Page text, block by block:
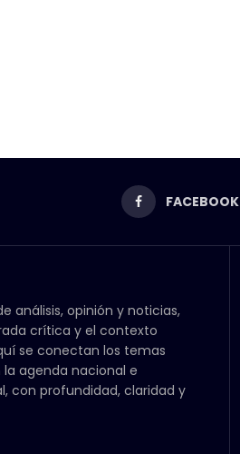
FACEBOOK
análisis, opinión y noticias,
crítica y el contexto
se conectan los temas
agenda nacional e
con profundidad, claridad y